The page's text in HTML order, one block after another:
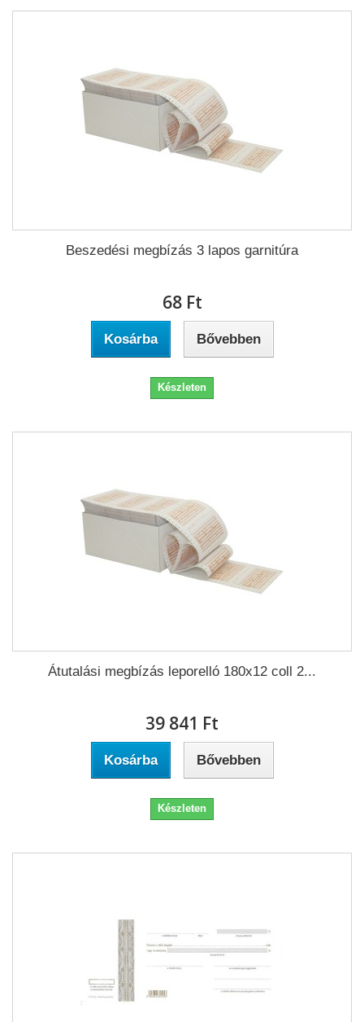
Beszedési megbízás 3 lapos garnitúra
68 Ft‎
Kosárba Bővebben
Készleten
Átutalási megbízás leporelló 180x12 coll 2...
39 841 Ft‎
Kosárba Bővebben
Készleten